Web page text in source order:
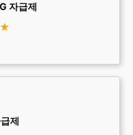
자급제
제